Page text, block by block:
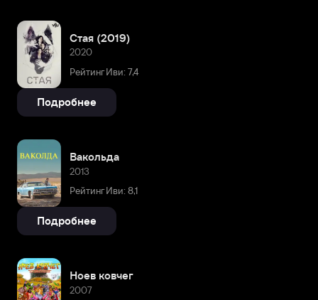
Стая (2019)
2020
Рейтинг Иви: 7,4
Подробнее
Вакольда
2013
Рейтинг Иви: 8,1
Подробнее
Ноев ковчег
2007